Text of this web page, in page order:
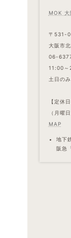
MOK 大
〒531-
大阪市
06-
11:00～
土日の
【定休
（月曜
MAP
地下
阪急